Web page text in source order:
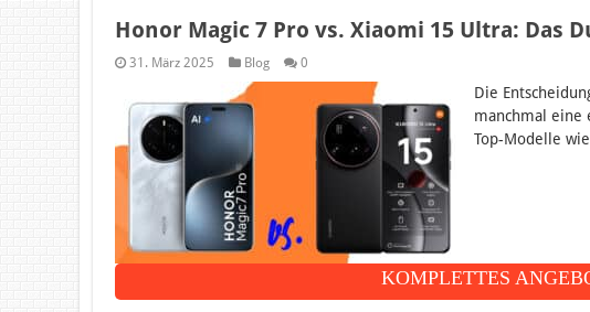
Honor Magic 7 Pro vs. Xiaomi 15 Ultra: Das
31. März 2025 Blog 0
Die
manchmal eine
Top-Modelle
KOMPLETTES